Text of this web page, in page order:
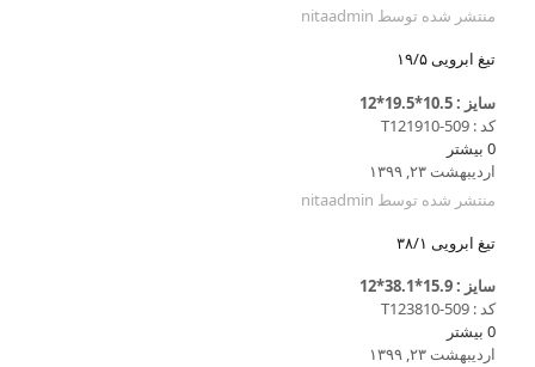
منتشر شده توسط nitaadmin
تیغ ابرویی ۱۹/۵
سایز : 10.5*19.5*12
کد : T121910-509
0 بیشتر
اردیبهشت ۲۳, ۱۳۹۹
منتشر شده توسط nitaadmin
تیغ ابرویی ۳۸/۱
سایز : 15.9*38.1*12
کد : T123810-509
0 بیشتر
اردیبهشت ۲۳, ۱۳۹۹